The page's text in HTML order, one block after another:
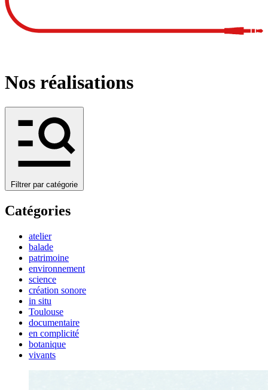
Nos réalisations
Filtrer par catégorie
Catégories
atelier
balade
patrimoine
environnement
science
création sonore
in situ
Toulouse
documentaire
en complicité
botanique
vivants